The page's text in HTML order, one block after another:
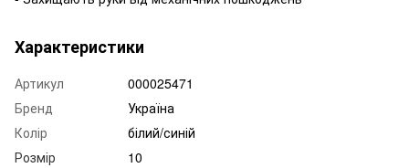
Характеристики
Артикул
000025471
Бренд
Україна
Колір
білий/синій
Розмір
10